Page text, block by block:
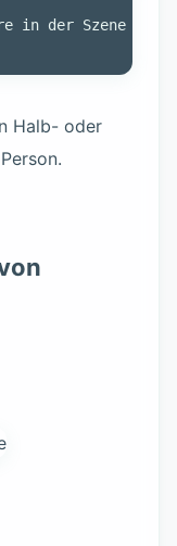
Halb- oder